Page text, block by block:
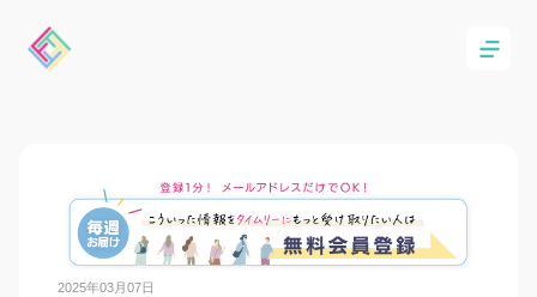
2025年03月07日